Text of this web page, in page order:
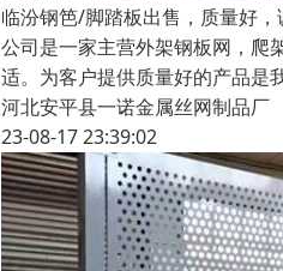
临汾钢笆/脚踏板出售，质量好，
公司是一家主营外架钢板网，爬
适。为客户提供质量好的产品是
河北安平县一诺金属丝网制品厂
23-08-17 23:39:02